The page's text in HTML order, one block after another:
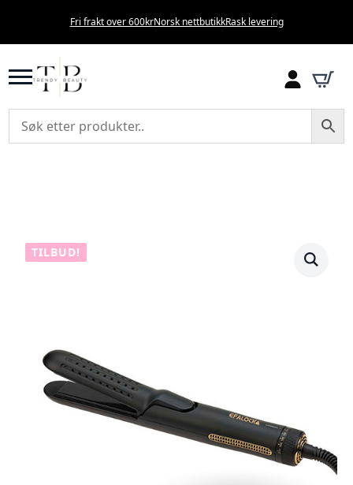
Fri frakt over 600krNorsk nettbutikkRask levering
TILBUD!